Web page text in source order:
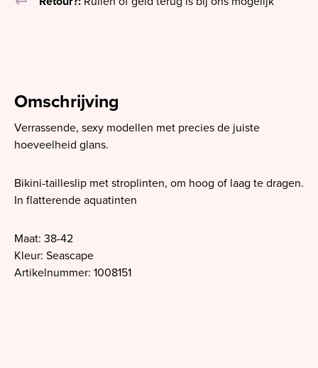
Omschrijving
Verrassende, sexy modellen met precies de juiste
hoeveelheid glans.
Bikini-tailleslip met stroplinten, om hoog of laag te dragen.
In flatterende aquatinten
Maat: 38-42
Kleur: Seascape
Artikelnummer: 1008151